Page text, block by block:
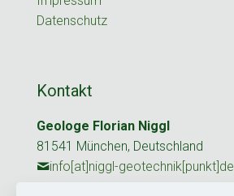
Datenschutz
Kontakt
Geologe Florian Niggl
81541 München, Deutschland
info[at]niggl-geotechnik[punkt]de